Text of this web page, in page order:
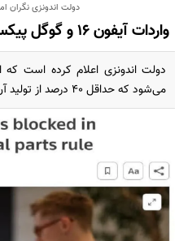
دولت اندونزی نگران
واردات آیفون 16 و گوگل پیکسل به اندونزی ممنوع می‌شود!
دولت اندونزی اعلام کرده است
می‌شود که حداقل 40 درصد از تولید آن داخل خاک اندونزی انجام شده باشد!